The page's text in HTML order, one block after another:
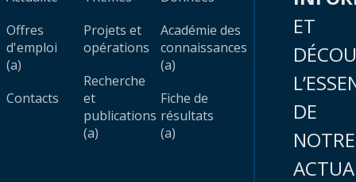
Offres
d'emploi
(a)
Contacts
Projets et
opérations
Recherche
et
publications
(a)
Académie des
connaissances
(a)
Fiche de
résultats
(a)
ET
DE
NOTRE